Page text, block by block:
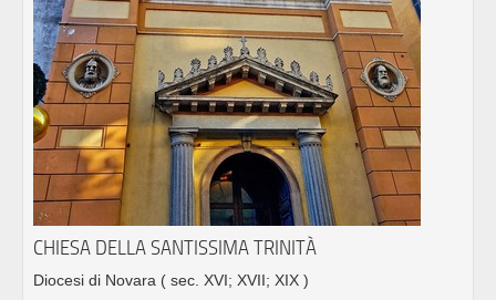
CHIESA DELLA SANTISSIMA TRINITÀ
Diocesi di Novara ( sec. XVI; XVII; XIX )